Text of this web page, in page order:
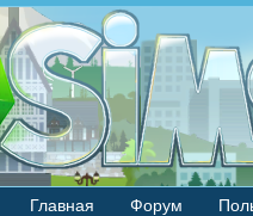
Главная Форум